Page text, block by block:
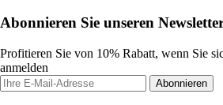
Abonnieren Sie unseren
Profitieren Sie von 10% Rabatt, wenn Sie
anmelden
Abonnieren